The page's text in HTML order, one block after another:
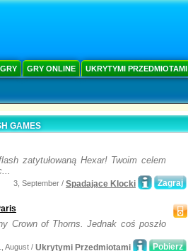
GRY ONLINE UKRYTYMI PRZEDMIOTAMI
GAMES
zatytułowaną Hexar! Twoim celem
Zagraj
3, September / Spadające Klocki
Crown of Thorns. Jednak coś poszło
Pobierz
August / Ukrytymi Przedmiotami